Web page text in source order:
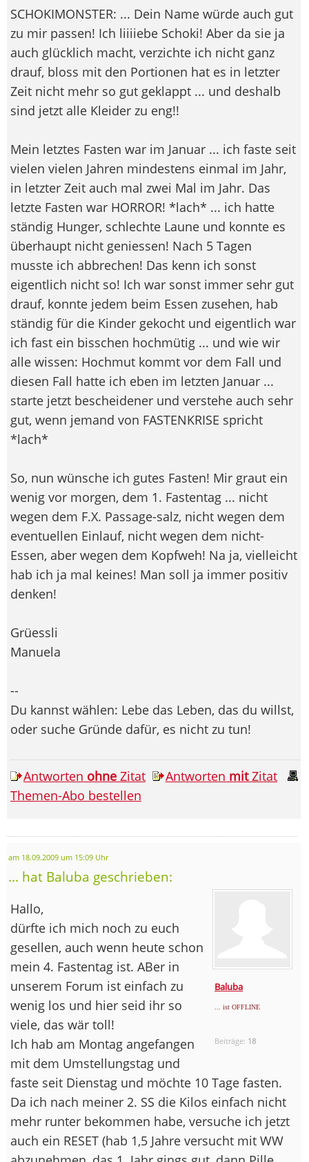
SCHOKIMONSTER: ... Dein Name würde auch gut
zu mir passen! Ich liiiiebe Schoki! Aber da sie ja
auch glücklich macht, verzichte ich nicht ganz
drauf, bloss mit den Portionen hat es in letzter
Zeit nicht mehr so gut geklappt ... und deshalb
sind jetzt alle Kleider zu eng!!
Mein letztes Fasten war im Januar ... ich faste seit
vielen vielen Jahren mindestens einmal im Jahr,
in letzter Zeit auch mal zwei Mal im Jahr. Das
letzte Fasten war HORROR! *lach* ... ich hatte
ständig Hunger, schlechte Laune und konnte es
überhaupt nicht geniessen! Nach 5 Tagen
musste ich abbrechen! Das kenn ich sonst
eigentlich nicht so! Ich war sonst immer sehr gut
drauf, konnte jedem beim Essen zusehen, hab
ständig für die Kinder gekocht und eigentlich war
ich fast ein bisschen hochmütig ... und wie wir
alle wissen: Hochmut kommt vor dem Fall und
diesen Fall hatte ich eben im letzten Januar ...
starte jetzt bescheidener und verstehe auch sehr
gut, wenn jemand von FASTENKRISE spricht
*lach*
So, nun wünsche ich gutes Fasten! Mir graut ein
wenig vor morgen, dem 1. Fastentag ... nicht
wegen dem F.X. Passage-salz, nicht wegen dem
eventuellen Einlauf, nicht wegen dem nicht-
Essen, aber wegen dem Kopfweh! Na ja, vielleicht
hab ich ja mal keines! Man soll ja immer positiv
denken!
Grüessli
Manuela
--
Du kannst wählen: Lebe das Leben, das du willst,
oder suche Gründe dafür, es nicht zu tun!
Antworten ohne Zitat Antworten mitZitat
Themen-Abo bestellen
am 18.09.2009 um 15:09 Uhr
... hat Baluba geschrieben:
Baluba
... ist OFFLINE
Beiträge: 18
Hallo,
dürfte ich mich noch zu euch
gesellen, auch wenn heute schon
mein 4. Fastentag ist. ABer in
unserem Forum ist einfach zu
wenig los und hier seid ihr so
viele, das wär toll!
Ich hab am Montag angefangen
mit dem Umstellungstag und
faste seit Dienstag und möchte 10 Tage fasten.
Da ich nach meiner 2. SS die Kilos einfach nicht
mehr runter bekommen habe, versuche ich jetzt
auch ein RESET (hab 1,5 Jahre versucht mit WW